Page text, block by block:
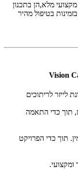
מקצועי מלא,הן בתכנון
בטיפול מהיר
Vision
לייזר לריתוכים
תוך כדי התאמה
תוך כדי הפרויקט